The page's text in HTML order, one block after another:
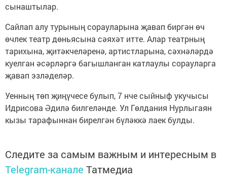
сынаштылар.
Сайлап алу турының сорауларына җавап биргән өч
өчлек театр дөньясына сәяхәт итте. Алар театрның
тарихына, җитәкчеләренә, артистларына, сәхнәләрдә
куелган әсәрләргә багышланган катлаулы сорауларга
җавап эзләделәр.
Уенның төп җиңүчесе булып, 7 нче сыйныф укучысы
Идрисова Әдилә билгеләнде. Ул Гөлдания Нурлыгаян
кызы тарафыннан бирелгән бүләккә лаек булды.
Следите за самым важным и интересным в
Telegram-канале Татмедиа